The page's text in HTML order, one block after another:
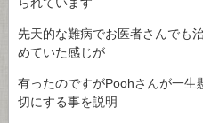
先天的な難病でお医者さんでも
めていた感じが
有ったのですがPoohさんが一生
切にする事を説明